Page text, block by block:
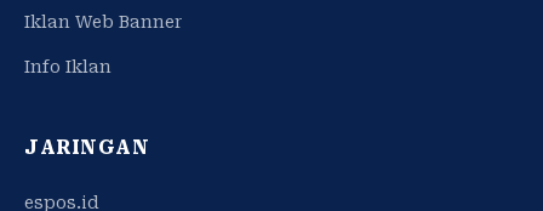
Iklan Web Banner
Info Iklan
JARINGAN
espos.id